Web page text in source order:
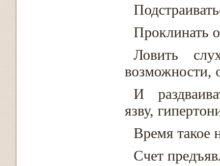
Проклинать
Ловить
возможности,
И
язву,
Время такое
Счет